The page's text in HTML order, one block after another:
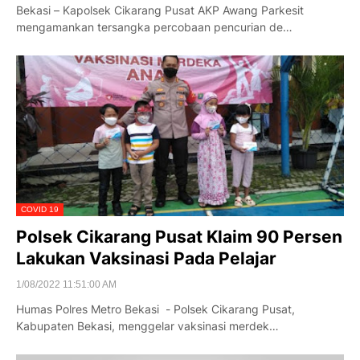
Bekasi – Kapolsek Cikarang Pusat AKP Awang Parkesit
mengamankan tersangka percobaan pencurian de…
COVID 19
Polsek Cikarang Pusat Klaim 90 Persen
Lakukan Vaksinasi Pada Pelajar
1/08/2022 11:51:00 AM
Humas Polres Metro Bekasi - Polsek Cikarang Pusat,
Kabupaten Bekasi, menggelar vaksinasi merdek…